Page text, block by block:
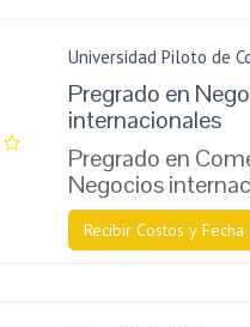
Universidad Piloto de
Pregrado en
internacionales
Pregrado en
Negocios
Recibir Costos y